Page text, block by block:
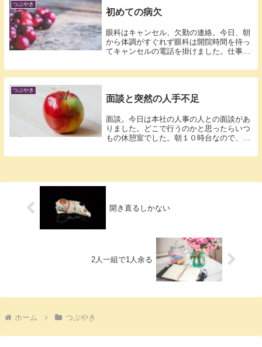
つぶやき
初めての病欠
眼科はキャンセル、欠勤の連絡。今日、朝
から体調がすぐれず眼科は開院時間を待っ
てキャンセルの電話を掛けました。仕事の
つぶやき
面談と突然の人手不足
面談。今日は本社の人事の人との面談があ
りました。どこで行うのかと思ったらいつ
もの休憩室でした。朝１０時台なので、周
開き直るしかない
2人一組で1人余る
ホーム つぶやき